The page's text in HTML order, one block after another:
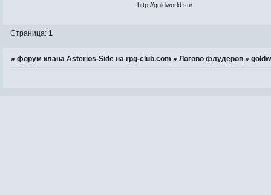
http://goldworld.su/
Страница:1
»форум клана Asterios-Side на rpg-club.com »Логово флудеров »